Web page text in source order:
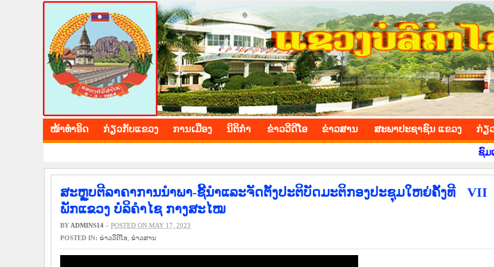
BOLIKHAMXAY PROVINCE
ໜ້າ​ທຳ​ອິດ ​ກ່ຽວ​ກັບ​ແຂວງ ​ການ​ເມືອງ ນິ​ຕິ​ກຳ ຂ່າວ​ວີ​ດີ​ໂອ ​ຂ່າວ​ສານ ສະພາປະຊາຊົນ ແຂວງ ກ່ຽ
ຊົມເຊີຍ ວັ
ສະຫຼູບຕີລາຄາການນຳພາ-ຊີ້ນຳແລະຈັດຕັ້ງປະຕິບັດມະຕິກອງປະຊຸມໃຫຍ່ຄັ້ງທີ
ພັກແຂວງ ບໍລິຄຳໄຊ ກາງສະໄໝ
BY ADMINS14 – POSTED ON MAY 17, 2023
POSTED IN: ຂ່າວ​ວີ​ດີ​ໂອ ​ຂ່າວ​ສານ